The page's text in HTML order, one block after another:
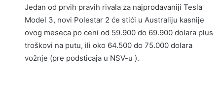
Jedan od prvih pravih rivala za najprodavaniji Tesla
Model 3, novi Polestar 2 će stići u Australiju kasnije
ovog meseca po ceni od 59.900 do 69.900 dolara plus
troškovi na putu, ili oko 64.500 do 75.000 dolara
vožnje (pre podsticaja u NSV-u ).